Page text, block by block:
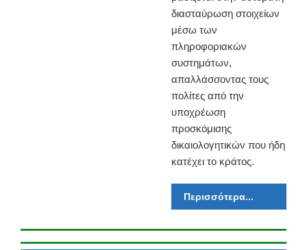
διασταύρωση στοιχείων
μέσω των
πληροφοριακών
συστημάτων,
απαλλάσσοντας τους
πολίτες από την
υποχρέωση
προσκόμισης
δικαιολογητικών που ήδη
κατέχει το κράτος.
Περισσότερα...